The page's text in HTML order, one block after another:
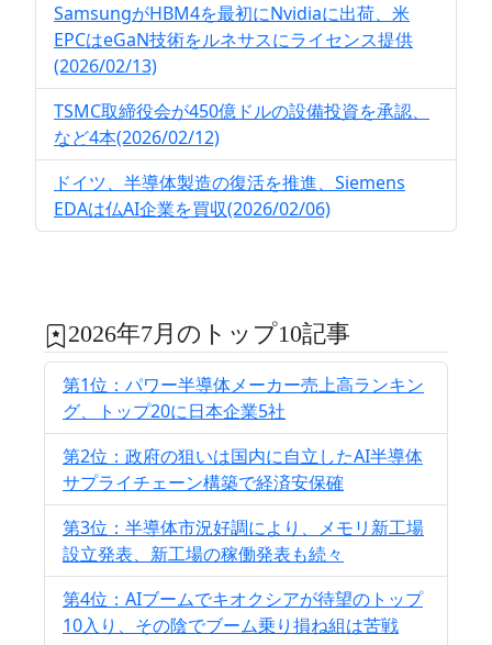
SamsungがHBM4を最初にNvidiaに出荷、米
EPCはeGaN技術をルネサスにライセンス提供
(2026/02/13)
TSMC取締役会が450億ドルの設備投資を承認、
など4本(2026/02/12)
ドイツ、半導体製造の復活を推進、Siemens
EDAは仏AI企業を買収(2026/02/06)
2026年7月のトップ10記事
第1位：パワー半導体メーカー売上高ランキン
グ、トップ20に日本企業5社
第2位：政府の狙いは国内に自立したAI半導体
サプライチェーン構築で経済安保確
第3位：半導体市況好調により、メモリ新工場
設立発表、新工場の稼働発表も続々
第4位：AIブームでキオクシアが待望のトップ
10入り、その陰でブーム乗り損ね組は苦戦